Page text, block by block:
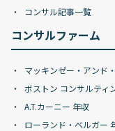
コンサル記事一覧
コンサルファーム
マッキンゼー・アンド
ボストン コンサルティ
A.T.カーニー 年収
ローランド・ベルガー